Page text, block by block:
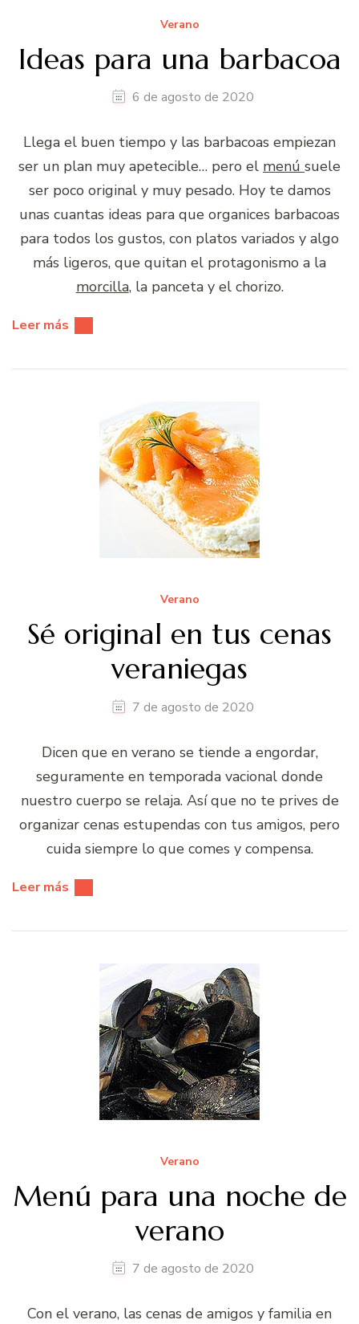
Verano
Ideas para una barbacoa
6 de agosto de 2020
Llega el buen tiempo y las barbacoas empiezan
ser un plan muy apetecible… pero el menú suele
ser poco original y muy pesado. Hoy te damos
unas cuantas ideas para que organices barbacoas
para todos los gustos, con platos variados y algo
más ligeros, que quitan el protagonismo a la
morcilla, la panceta y el chorizo.
Leer más
Verano
Sé original en tus cenas
veraniegas
7 de agosto de 2020
Dicen que en verano se tiende a engordar,
seguramente en temporada vacional donde
nuestro cuerpo se relaja. Así que no te prives de
organizar cenas estupendas con tus amigos, pero
cuida siempre lo que comes y compensa.
Leer más
Verano
Menú para una noche de
verano
7 de agosto de 2020
Con el verano, las cenas de amigos y familia en